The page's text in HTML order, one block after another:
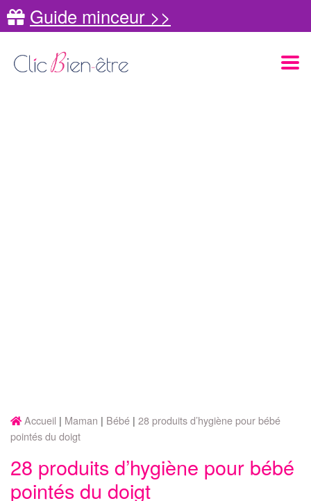
Guide minceur >>
Accueil Maman Bébé 28 produits d’hygiène pour bébé
pointés du doigt
28 produits d’hygiène pour bébé
pointés du doigt